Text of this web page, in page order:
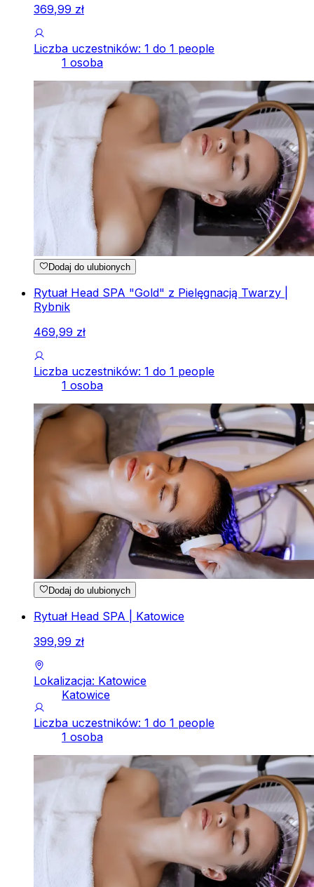
369,99 zł
Liczba uczestników: 1 do 1 people
1 osoba
Dodaj do ulubionych
Rytuał Head SPA "Gold" z Pielęgnacją Twarzy |
Rybnik
469,99 zł
Liczba uczestników: 1 do 1 people
1 osoba
Dodaj do ulubionych
Rytuał Head SPA | Katowice
399,99 zł
Lokalizacja: Katowice
Katowice
Liczba uczestników: 1 do 1 people
1 osoba